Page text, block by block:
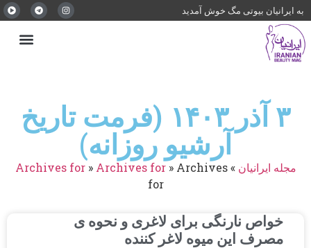
به ایرانیان بیوتی مگ خوش آمدید
۳ آذر ۱۴۰۳ (فرمت تاریخ
آرشیو روزانه)
مجله ایرانیان »
Archives for» Archives for» Archives
for
خواص نارنگی برای لاغری و نحوه ی
مصرف این میوه لاغر کننده